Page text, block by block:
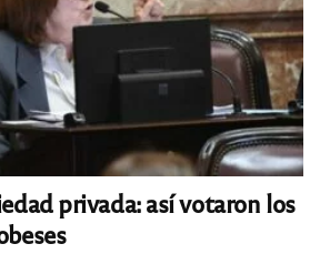
privada: así votaron los